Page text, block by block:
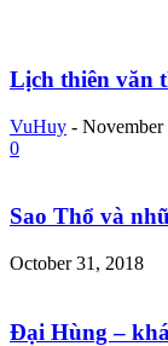
Lịch thiên văn
VuHuy - November
0
Sao Thổ và
October 31, 2018
Đại Hùng –